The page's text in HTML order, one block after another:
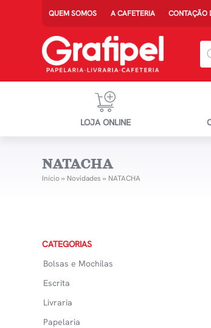
QUEM SOMOS A CAFETERIA CONTAÇÃO
LOJA ONLINE
NATACHA
Início» Novidades » NATACHA
CATEGORIAS
Bolsas e Mochilas
Escrita
Livraria
Papelaria